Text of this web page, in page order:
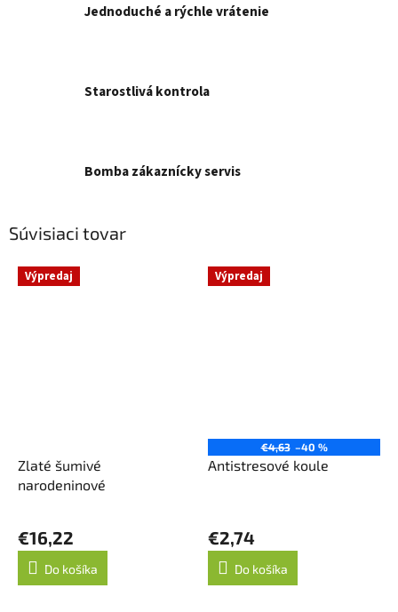
Jednoduché a rýchle vrátenie
Starostlivá kontrola
Bomba zákaznícky servis
Súvisiaci tovar
Výpredaj
Zlaté šumivé
narodeninové
€16,22
Do košíka
Výpredaj
€4,63 –40 %
Antistresové koule
€2,74
Do košíka